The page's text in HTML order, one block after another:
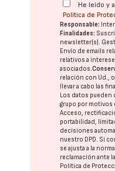
He leído y
Política de
Responsable:
Finalidades:
newsletter(s).
Envío de emails
relativos a
asociados.
relación con Ud.,
llevar a cabo las
Los datos pueden
grupo por motivos
Acceso,
portabilidad,
decisiones
nuestro DPD. Si
se ajusta a la
reclamación ante
Política de